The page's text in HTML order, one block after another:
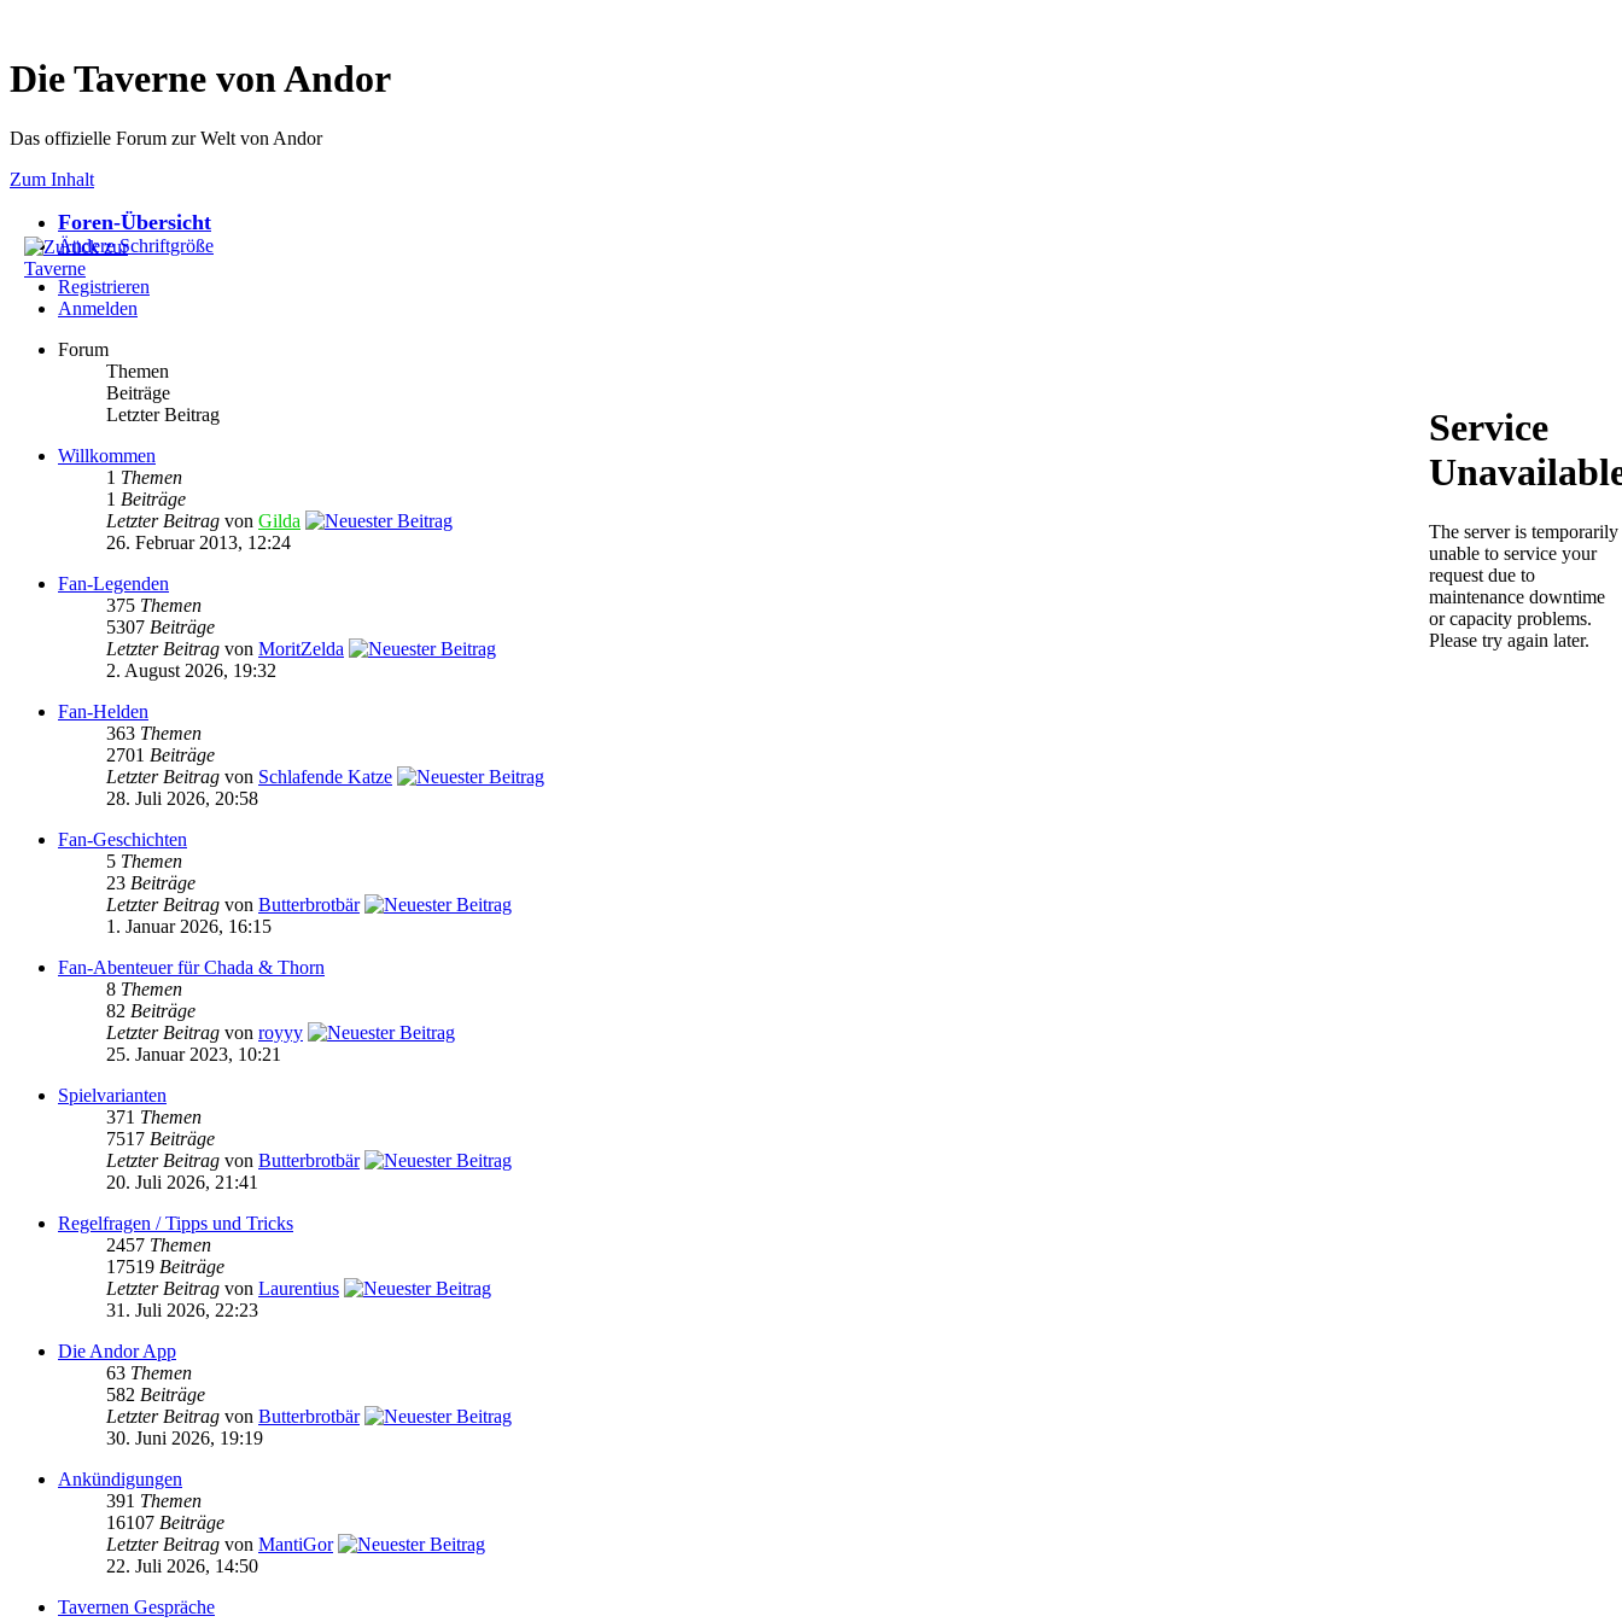
Die Taverne von Andor
Das offizielle Forum zur Welt von Andor
Zum Inhalt
Foren-Übersicht
Ändere Schriftgröße
Registrieren
Anmelden
Forum
Themen
Beiträge
Letzter Beitrag
Willkommen
1 Themen
1 Beiträge
Letzter Beitrag von Gilda
26. Februar 2013, 12:24
Fan-Legenden
375 Themen
5307 Beiträge
Letzter Beitrag von MoritZelda
2. August 2026, 19:32
Fan-Helden
363 Themen
2701 Beiträge
Letzter Beitrag von Schlafende Katze
28. Juli 2026, 20:58
Fan-Geschichten
5 Themen
23 Beiträge
Letzter Beitrag von Butterbrotbär
1. Januar 2026, 16:15
Fan-Abenteuer für Chada & Thorn
8 Themen
82 Beiträge
Letzter Beitrag von royyy
25. Januar 2023, 10:21
Spielvarianten
371 Themen
7517 Beiträge
Letzter Beitrag von Butterbrotbär
20. Juli 2026, 21:41
Regelfragen / Tipps und Tricks
2457 Themen
17519 Beiträge
Letzter Beitrag von Laurentius
31. Juli 2026, 22:23
Die Andor App
63 Themen
582 Beiträge
Letzter Beitrag von Butterbrotbär
30. Juni 2026, 19:19
Ankündigungen
391 Themen
16107 Beiträge
Letzter Beitrag von MantiGor
22. Juli 2026, 14:50
Tavernen Gespräche